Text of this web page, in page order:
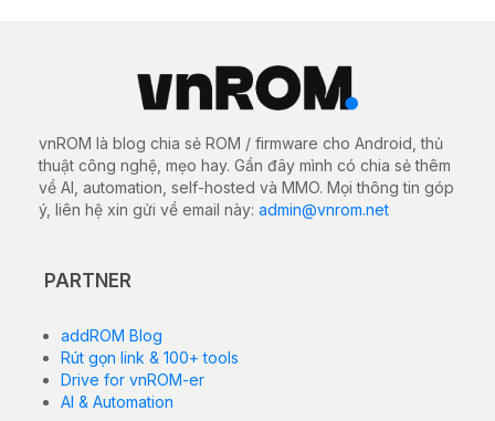
vnROM là blog chia sẻ ROM / firmware cho Android, thủ
thuật công nghệ, mẹo hay. Gần đây mình có chia sẻ thêm
về AI, automation, self-hosted và MMO. Mọi thông tin góp
ý, liên hệ xin gửi về email này: admin@vnrom.net
PARTNER
addROM Blog
Rút gọn link & 100+ tools
Drive for vnROM-er
AI & Automation